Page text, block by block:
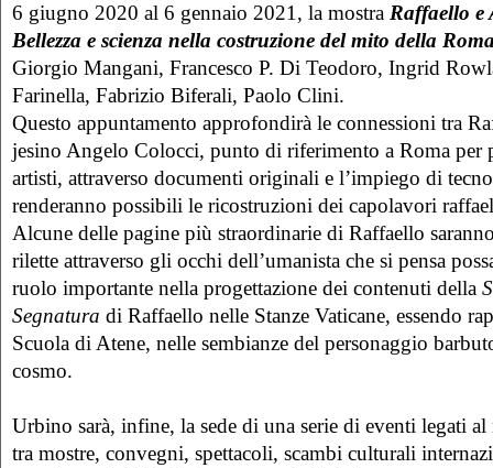
6 giugno 2020 al 6 gennaio 2021, la mostra Raffaello e
Bellezza e scienza nella costruzione del mito della
Giorgio Mangani, Francesco P. Di Teodoro, Ingrid
Farinella, Fabrizio Biferali, Paolo Clini.
Questo appuntamento approfondirà le connessioni tra
jesino Angelo Colocci, punto di riferimento a Roma per
artisti, attraverso documenti originali e l’impiego di
renderanno possibili le ricostruzioni dei capolavori
Alcune delle pagine più straordinarie di Raffaello
rilette attraverso gli occhi dell’umanista che si pensa
ruolo importante nella progettazione dei contenuti della
Segnatura di Raffaello nelle Stanze Vaticane, essendo
Scuola di Atene, nelle sembianze del personaggio
cosmo.
Urbino sarà, infine, la sede di una serie di eventi legati
tra mostre, convegni, spettacoli, scambi culturali